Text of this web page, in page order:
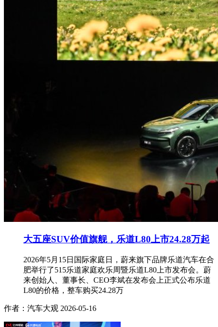
大五座SUV价值旗舰，乐道L80上市24.28万起
2026年5月15日国际家庭日，蔚来旗下品牌乐道汽车在合
肥举行了515乐道家庭欢乐周暨乐道L80上市发布会。蔚
来创始人、董事长、CEO李斌在发布会上正式公布乐道
L80的价格，整车购买24.28万
作者：汽车大观 2026-05-16